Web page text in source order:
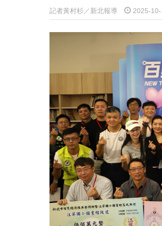
記者黃村杉／新北報導 2025-